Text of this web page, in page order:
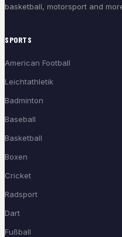
basketball, motorsport and
SPORTS
American Football
Leichtathletik
Badminton
Baseball
Basketball
Boxen
Cricket
Radsport
Dart
Fußball